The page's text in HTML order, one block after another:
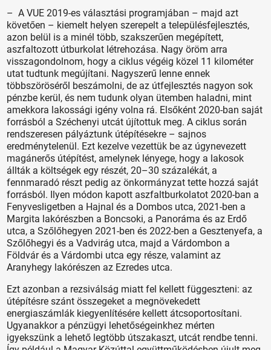
– A VUE 2019-es választási programjában – majd azt
követően – kiemelt helyen szerepelt a településfejlesztés,
azon belül is a minél több, szakszerűen megépített,
aszfaltozott útburkolat létrehozása. Nagy öröm arra
visszagondolnom, hogy a ciklus végéig közel 11 kilométer
utat tudtunk megújítani. Nagyszerű lenne ennek
többszöröséről beszámolni, de az útfejlesztés nagyon sok
pénzbe kerül, és nem tudunk olyan ütemben haladni, mint
amekkora lakossági igény volna rá. Elsőként 2020-ban saját
forrásból a Széchenyi utcát újítottuk meg. A ciklus során
rendszeresen pályáztunk útépítésekre – sajnos
eredménytelenül. Ezt kezelve vezettük be az úgynevezett
magánerős útépítést, amelynek lényege, hogy a lakosok
állták a költségek egy részét, 20–30 százalékát, a
fennmaradó részt pedig az önkormányzat tette hozzá saját
forrásból. Ilyen módon kapott aszfaltburkolatot 2020-ban a
Fenyvesligetben a Hajnal és a Dombos utca, 2021-ben a
Margita lakórészben a Boncsoki, a Panoráma és az Erdő
utca, a Szőlőhegyen 2021-ben és 2022-ben a Gesztenyefa, a
Szőlőhegyi és a Vadvirág utca, majd a Várdombon a
Földvár és a Várdombi utca egy része, valamint az
Aranyhegy lakórészen az Ezredes utca.
Ezt azonban a rezsiválság miatt fel kellett függeszteni: az
útépítésre szánt összegeket a megnövekedett
energiaszámlák kiegyenlítésére kellett átcsoportosítani.
Ugyanakkor a pénzügyi lehetőségeinkhez mérten
igyekszünk a lehető legtöbb útszakaszt, utcát rendbe tenni.